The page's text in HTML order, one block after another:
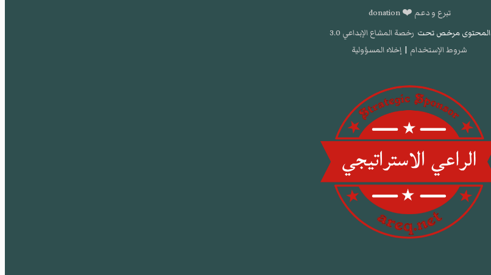
تبرع و دعم ❤️ donation
المحتوى مرخص تحت رخصة المشاع الإبداعي 3.0
شروط الإستخدام | إخلاء المسؤولية